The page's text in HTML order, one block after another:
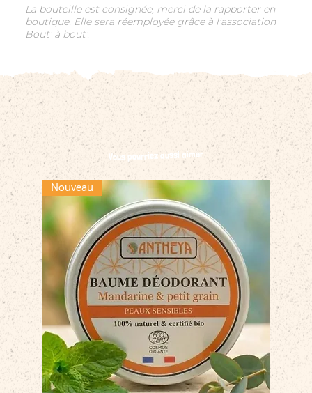
La bouteille est consignée, merci de la rapporter en
boutique. Elle sera réemployée grâce à l'association
Bout' à bout'.
Vous pourriez aussi aimer
Nouveau